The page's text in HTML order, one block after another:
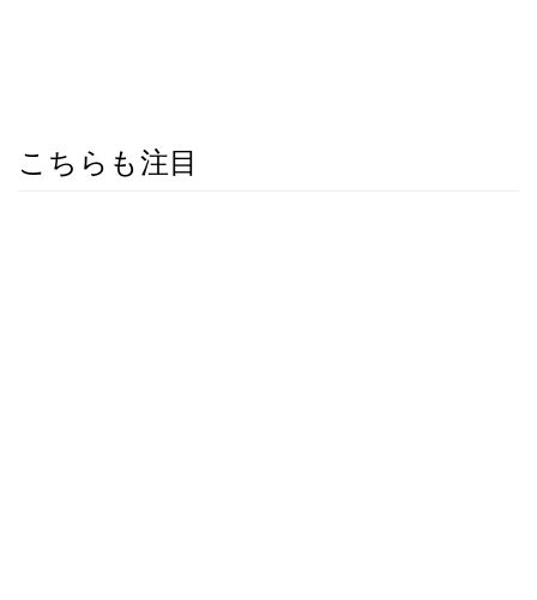
こちらも注目